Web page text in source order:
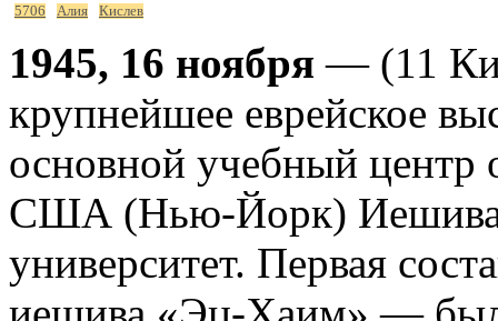
5706 Алия Кислев
1945, 16 ноября — (11
крупнейшее еврейское
основной учебный центр
США (Нью-Йорк)
университет. Первая